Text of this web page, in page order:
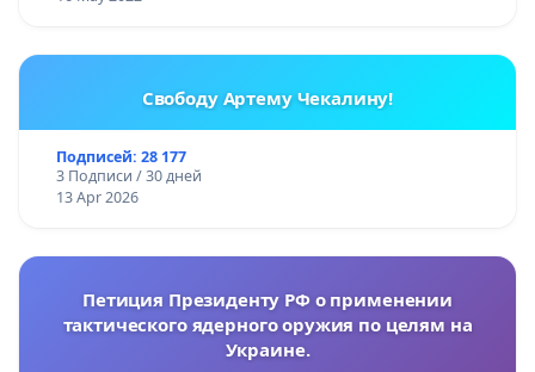
Свободу Артему Чекалину!
Подписей: 28 177
3 Подписи / 30 дней
13 Apr 2026
Петиция Президенту РФ о применении
тактического ядерного оружия по целям на
Украине.